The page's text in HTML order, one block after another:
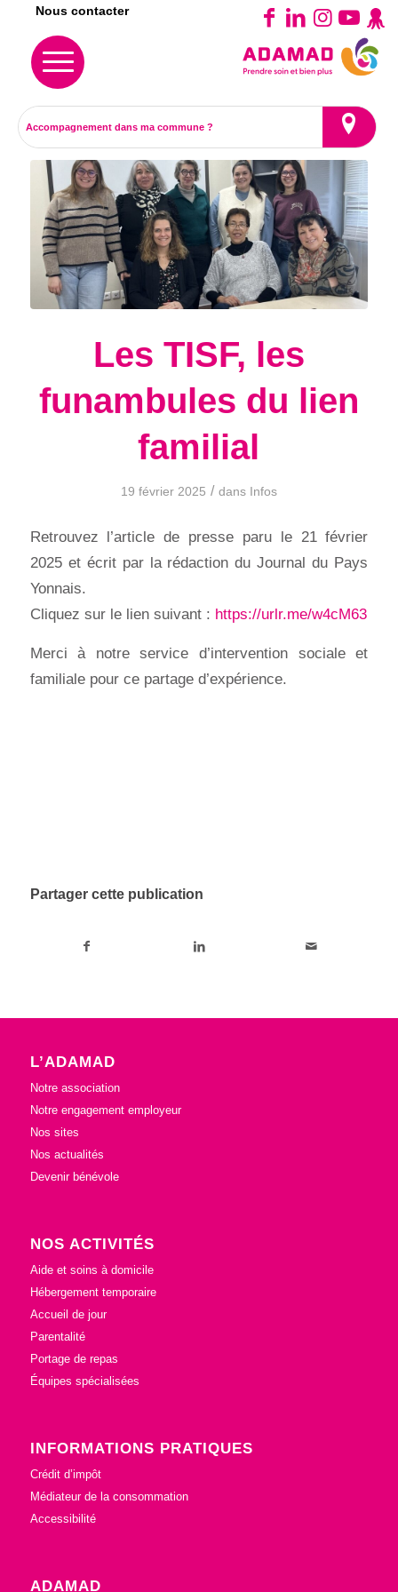
Nous contacter
Les TISF, les
funambules du lien
familial
19 février 2025 / dans Infos
Retrouvez l’article de presse paru le 21 février
2025 et écrit par la rédaction du Journal du Pays
Yonnais.
Cliquez sur le lien suivant : https://urlr.me/w4cM63
Merci à notre service d’intervention sociale et
familiale pour ce partage d’expérience.
Partager cette publication
L’ADAMAD
Notre association
Notre engagement employeur
Nos sites
Nos actualités
Devenir bénévole
NOS ACTIVITÉS
Aide et soins à domicile
Hébergement temporaire
Accueil de jour
Parentalité
Portage de repas
Équipes spécialisées
INFORMATIONS PRATIQUES
Crédit d’impôt
Médiateur de la consommation
Accessibilité
ADAMAD